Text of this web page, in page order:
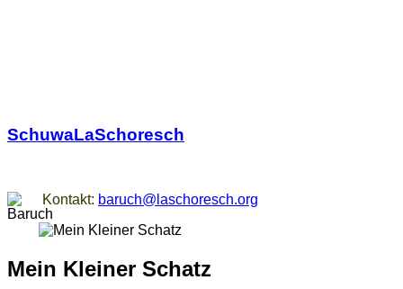
SchuwaLaSchoresch
Kontakt: baruch@laschoresch.org
Mein Kleiner Schatz